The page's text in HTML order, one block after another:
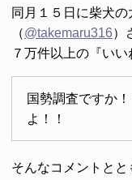
同月１５日に柴犬
（@takemaru316）
７万件以上の『いい
国勢調査ですか
よ！！
そんなコメントとと